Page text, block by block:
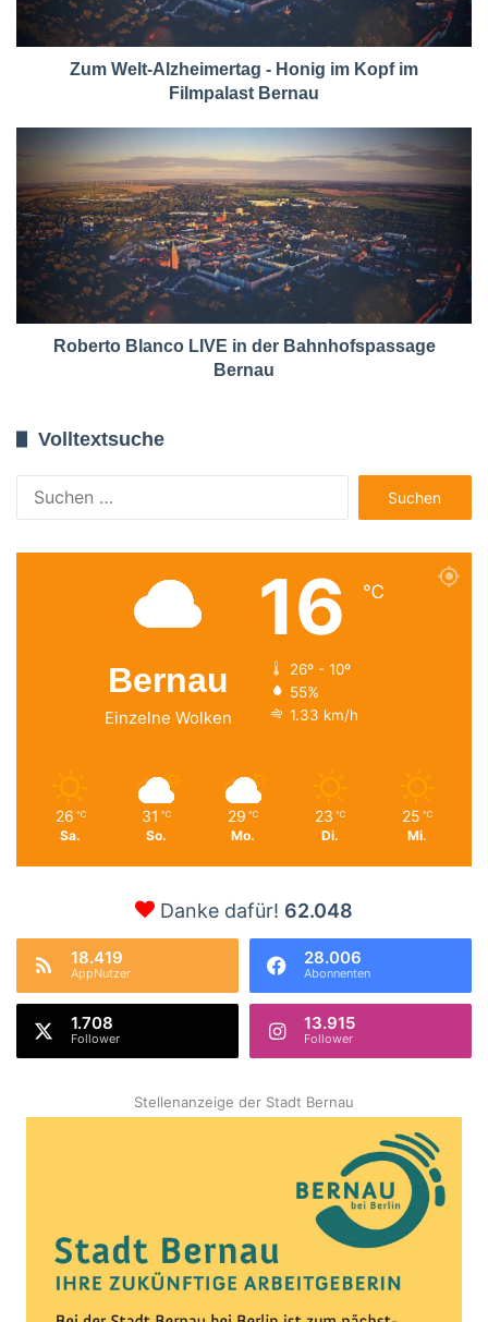
Zum Welt-Alzheimertag - Honig im Kopf im
Filmpalast Bernau
Roberto Blanco LIVE in der Bahnhofspassage
Bernau
Volltextsuche
nach:
Bernau
Einzelne Wolken
16 ℃
26º - 10º
55%
1.33 km/h
26 ℃
Sa.
31 ℃
So.
29 ℃
Mo.
23 ℃
Di.
25 ℃
Mi.
Danke dafür! 62.048
18.419
AppNutzer
28.006
Abonnenten
1.708
Follower
13.915
Follower
Stellenanzeige der Stadt Bernau